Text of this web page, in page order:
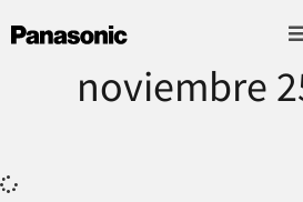
noviembre